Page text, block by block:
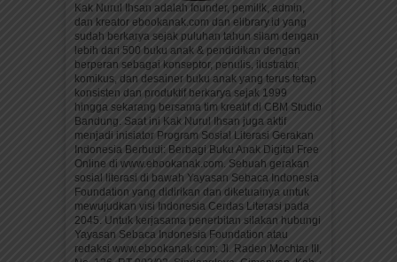
Kak Nurul Ihsan adalah founder, pemilik, admin,
dan kreator ebookanak.com dan elibrary.id yang
sudah berkarya sejak puluhan tahun silam dengan
lebih dari 500 buku anak & pendidikan dengan
berperan sebagai konseptor, penulis, ilustrator,
komikus, dan desainer buku anak yang terus tetap
konsisten dan produktif berkarya sejak 1999
hingga sekarang bersama tim kreatif di CBM Studio
Bandung. Saat ini Kak Nurul Ihsan juga aktif
menjadi inisiator Program Sosial Literasi Gerakan
Indonesia Berbudi: Berbagi Buku Anak Digital Free
Online di www.ebookanak.com. Sebuah gerakan
sosial literasi di bawah Yayasan Sebaca Indonesia
Foundation yang didirikan dan diketuainya untuk
mewujudkan visi Indonesia Cerdas Literasi pada
2045. Untuk kerjasama penerbitan silakan hubungi
Yayasan Sebaca Indonesia Foundation atau
redaksi www.ebookanak.com: Jl. Raden Mochtar III,